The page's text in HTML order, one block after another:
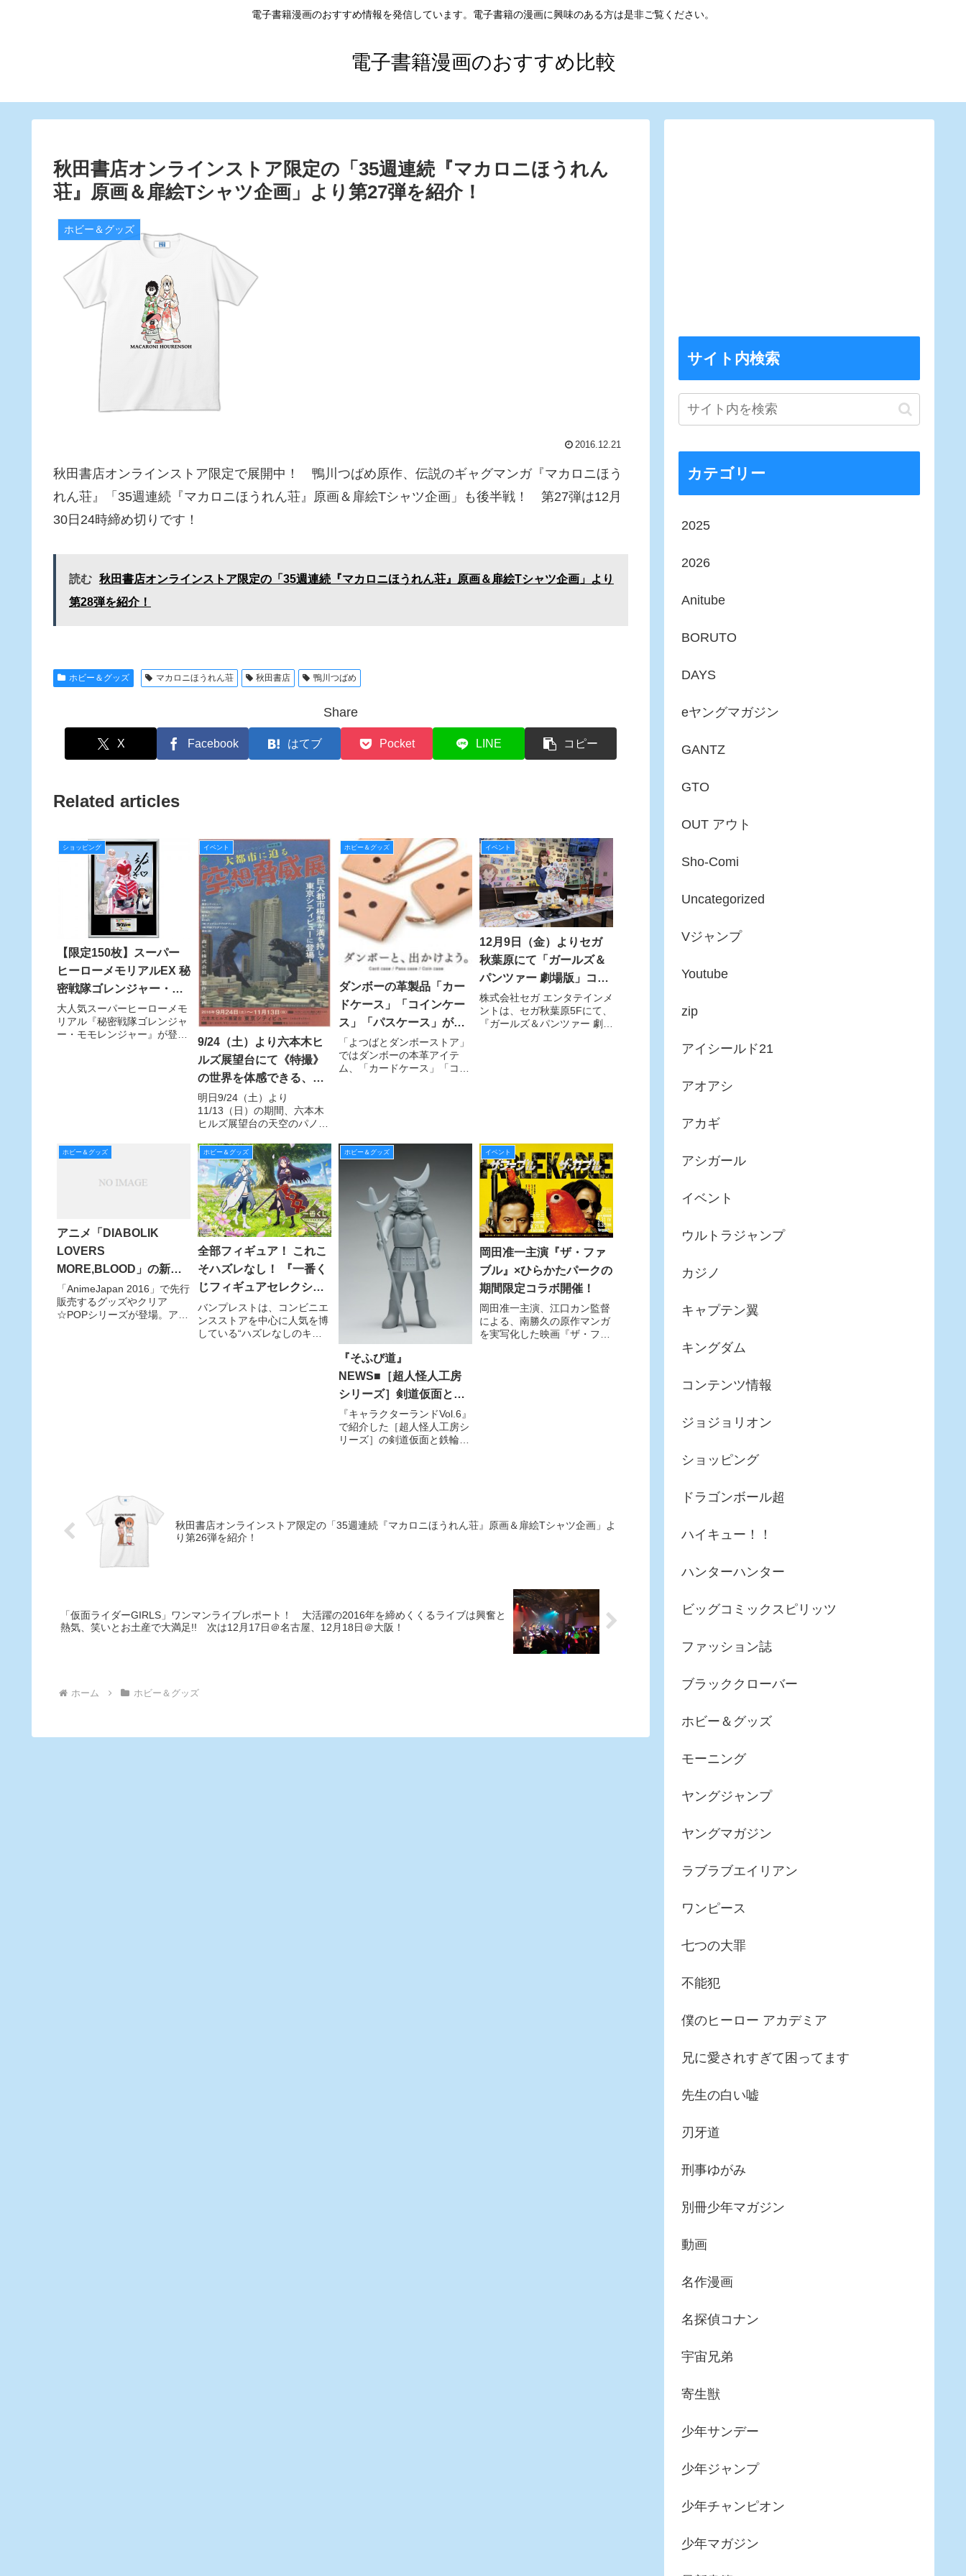
電子書籍漫画のおすすめ情報を発信しています。電子書籍の漫画に興味のある方は是非ご覧ください。
電子書籍漫画のおすすめ比較
秋田書店オンラインストア限定の「35週連続『マカロニほうれん
荘』原画＆扉絵Tシャツ企画」より第27弾を紹介！
ホビー＆グッズ
2016.12.21
秋田書店オンラインストア限定で展開中！ 鴨川つばめ原作、伝説のギャグマンガ『マカロニほう
れん荘』「35週連続『マカロニほうれん荘』原画＆扉絵Tシャツ企画」も後半戦！ 第27弾は12月
30日24時締め切りです！
読む 秋田書店オンラインストア限定の「35週連続『マカロニほうれん荘』原画＆扉絵Tシャツ企画」より
第28弾を紹介！
ホビー＆グッズ マカロニほうれん荘 秋田書店 鴨川つばめ
Share
X Facebook はてブ Pocket LINE コピー
Related articles
ショッピング
【限定150枚】スーパー
ヒーローメモリアルEX 秘
密戦隊ゴレンジャー・モ
モレンジャー
大人気スーパーヒーローメモ
リアル『秘密戦隊ゴレンジャ
ー・モモレンジャー』が登
イベント
9/24（土）より六本木ヒ
ルズ展望台にて《特撮》
の世界を体感できる、ガ
メラ×永井豪×巨大都市模
型の特別企画「大都市に
迫る 空想脅威展」がスタ
ート！
明日9/24（土）より
11/13（日）の期間、六本木
ヒルズ展望台の天空のパノラ
Lounge」にて「特撮」の世
界を体感できる特別企画「大
都市に迫る 空想脅威展」が開
催されます。本日内覧会が行
われたの
ホビー＆グッズ
ダンボーの革製品「カー
ドケース」「コインケー
ス」「パスケース」が３
アイテム同時発売！
「よつばとダンボーストア」
ではダンボーの本革アイテ
ム、「カードケース」「コイ
イベント
12月9日（金）よりセガ
秋葉原にて「ガールズ＆
パンツァー 劇場版」コラ
ボカフェが期間限定オー
プン！
株式会社セガ エンタテインメ
ントは、セガ秋葉原5Fにて、
『ガールズ＆パンツァー 劇場
ホビー＆グッズ
アニメ「DIABOLIK
LOVERS
MORE,BLOOD」の新商
品を一挙公開!!
「AnimeJapan 2016」で先行
販売するグッズやクリア
☆POPシリーズが登場。アニ
ホビー＆グッズ
全部フィギュア！ これこ
そハズレなし！ 『一番く
じフィギュアセレクショ
ン ソードアート・オンラ
イン』「アスナ」や「ユ
ウキ」を始め、人気キャ
バンプレストは、コンビニエ
ンスストアを中心に人気を博
している“ハズレなしのキャ
ホビー＆グッズ
『そふび道』
NEWS■［超人怪人工房
シリーズ］剣道仮面と鉄
輪仮面の受注期間変更の
お知らせ！
『キャラクターランドVol.6』
で紹介した［超人怪人工房シ
リーズ］の剣道仮面と鉄輪仮
イベント
岡田准一主演『ザ・ファ
ブル』×ひらかたパークの
期間限定コラボ開催！
岡田准一主演、江口カン監督
による、南勝久の原作マンガ
を実写化した映画『ザ・ファ
秋田書店オンラインストア限定の「35週連続『マカロニほうれん荘』原画＆扉絵Tシャツ企画」よ
り第26弾を紹介！
「仮面ライダーGIRLS」ワンマンライブレポート！ 大活躍の2016年を締めくくるライブは興奮と
熱気、笑いとお土産で大満足!! 次は12月17日＠名古屋、12月18日＠大阪！
ホーム ホビー＆グッズ
サイト内検索
カテゴリー
2025
2026
Anitube
BORUTO
DAYS
eヤングマガジン
GANTZ
GTO
OUT アウト
Sho-Comi
Uncategorized
Vジャンプ
Youtube
zip
アイシールド21
アオアシ
アカギ
アシガール
イベント
ウルトラジャンプ
カジノ
キャプテン翼
キングダム
コンテンツ情報
ジョジョリオン
ショッピング
ドラゴンボール超
ハイキュー！！
ハンターハンター
ビッグコミックスピリッツ
ファッション誌
ブラッククローバー
ホビー＆グッズ
モーニング
ヤングジャンプ
ヤングマガジン
ラブラブエイリアン
ワンピース
七つの大罪
不能犯
僕のヒーロー アカデミア
兄に愛されすぎて困ってます
先生の白い嘘
刃牙道
刑事ゆがみ
別冊少年マガジン
動画
名作漫画
名探偵コナン
宇宙兄弟
寄生獣
少年サンデー
少年ジャンプ
少年チャンピオン
少年マガジン